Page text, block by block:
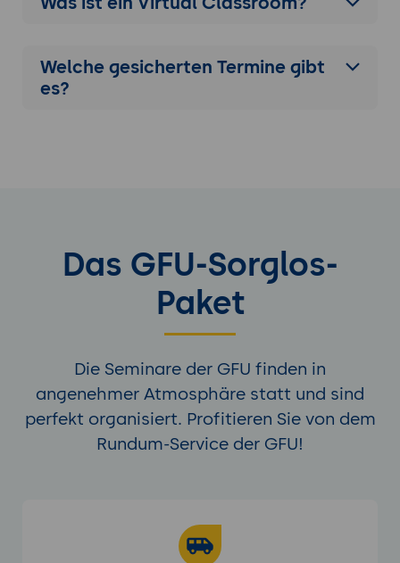
Welche gesicherten Termine gibt
es?
Das GFU-Sorglos-
Paket
Die Seminare der GFU finden in
angenehmer Atmosphäre statt und sind
perfekt organisiert. Profitieren Sie von dem
Rundum-Service der GFU!